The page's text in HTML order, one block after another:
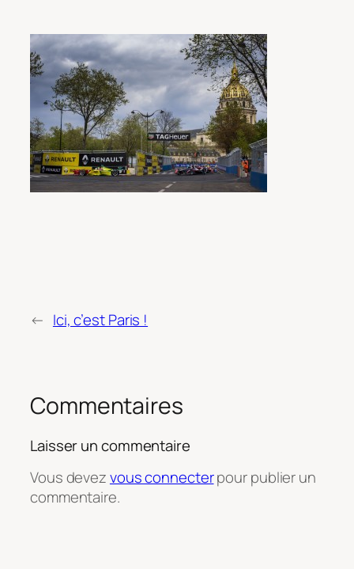
← Ici, c’est Paris !
Commentaires
Laisser un commentaire
Vous devezvous connecterpour publier un
commentaire.